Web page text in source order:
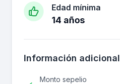
Edad mínima
14 años
Información adicional
Monto sepelio